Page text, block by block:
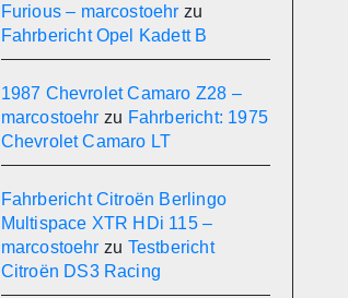
Furious – marcostoehr zu
Fahrbericht Opel Kadett B
1987 Chevrolet Camaro Z28 –
marcostoehr zu Fahrbericht: 1975
Chevrolet Camaro LT
Fahrbericht Citroën Berlingo
Multispace XTR HDi 115 –
marcostoehr zu Testbericht
Citroën DS3 Racing